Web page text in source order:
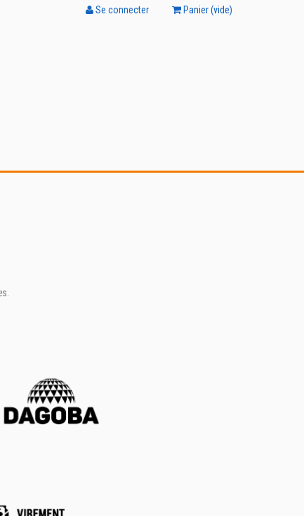
Se connecter Panier (vide)